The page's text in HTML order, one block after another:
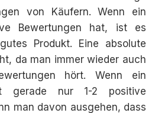
von Käufern. Wenn ein
Bewertungen hat, ist es
Produkt. Eine absolute
da man immer wieder auch
hört. Wenn ein
gerade nur 1-2 positive
man davon ausgehen, dass